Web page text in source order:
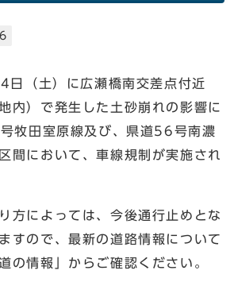
日（土）に広瀬橋南交差点付近
内）で発生した土砂崩れの影響に
牧田室原線及び、県道56号南濃
間において、車線規制が実施され
方によっては、今後通行止めとな
すので、最新の道路情報について
情報」からご確認ください。